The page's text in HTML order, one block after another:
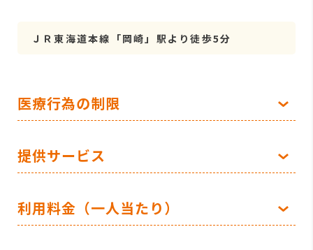
ＪＲ東海道本線「岡崎」駅より徒歩5分
医療行為の制限
提供サービス
利用料金（一人当たり）